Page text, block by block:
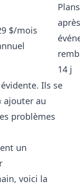
$/mois
14 j
Ils se
ajouter au
problèmes
un
voici la